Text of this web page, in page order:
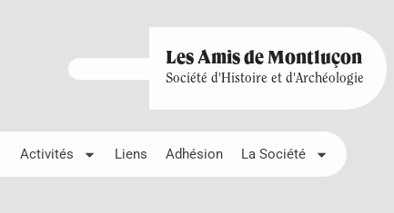
Les Amis de Montluçon
Société d'Histoire et d'Archéologie
Activités Liens Adhésion La Société